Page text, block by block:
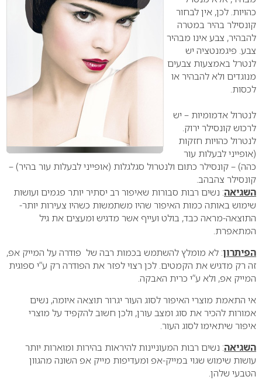
כהויות. לכן, אין לבחור
קונסילר בהיר במטרה
להבהיר, צבע אינו מבהיר
צבע. פיגמנטציה יש
לנטרל באמצעות צבעים
מנוגדים ולא להבהיר או
לכסות.
לנטרול אדמומיות – יש
לרכוש קונסילר ירוק.
לנטרול כהויות חזקות
(אופייני לבעלות עור
כהה) – קונסילר כתום ולנטרול סגלגלות (אופייני לבעלות עור בהיר) –
קונסילר צהבהב.
השגיאה: נשים רבות סבורות שאיפור רב יסתיר יותר פגמים ועושות
שימוש באותה כמות האיפור שהיו משתמשות כשהיו צעירות יותר-
התוצאה-מראה כבד, בולט ועייף אשר מדגיש ומעצים את גיל
המתאפרת.
הפיתרון: לא מומלץ להשתמש בכמות רבה של פודרה על המייק אפ,
זה רק מדגיש את הקמטים. לכן רצוי לפזר את הפודרה רק ע”י ספוגית
המייק אפ, ולא ע”י כרית האבקה.
אי התאמת מוצרי האיפור לסוג העור יגרור תוצאה איומה, נשים
אמורות להכיר את סוג ומצב עורן, ולכן חשוב להקפיד על מוצרי
איפור שיתאימו לסוג העור.
השגיאה: נשים רבות המעוניינות להיראות בהירות ומוארות יותר
עושות שימוש שגוי במייק-אפ ומעדיפות מייק אפ השונה מהגוון
הטבעי שלהן.